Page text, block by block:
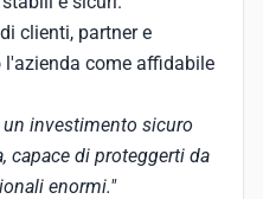
clienti, partner e
come affidabile
un investimento sicuro
capace di proteggerti da
enormi."